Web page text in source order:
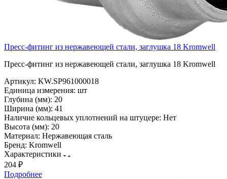
Пресс-фитинг из нержавеющей стали, заглушка 18 Kromwell
Пресс-фитинг из нержавеющей стали, заглушка 18 Kromwell
Артикул: KW.SP961000018
Единица измерения: шт
Глубина (мм): 20
Ширина (мм): 41
Наличие кольцевых уплотнений на штуцере: Нет
Высота (мм): 20
Материал: Нержавеющая сталь
Бренд: Kromwell
Характеристики
204 ₽
Подробнее